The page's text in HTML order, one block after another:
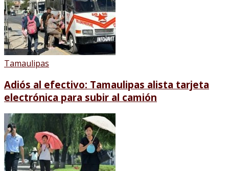
Tamaulipas
Adiós al efectivo: Tamaulipas alista tarjeta
electrónica para subir al camión